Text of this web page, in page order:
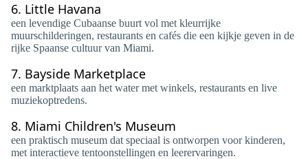
6. Little Havana
een levendige Cubaanse buurt vol met kleurrijke
muurschilderingen, restaurants en cafés die een kijkje geven in de
rijke Spaanse cultuur van Miami.
7. Bayside Marketplace
een marktplaats aan het water met winkels, restaurants en live
muziekoptredens.
8. Miami Children's Museum
een praktisch museum dat speciaal is ontworpen voor kinderen,
met interactieve tentoonstellingen en leerervaringen.